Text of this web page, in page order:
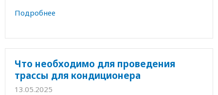
Подробнее
Что необходимо для проведения
трассы для кондиционера
13.05.2025